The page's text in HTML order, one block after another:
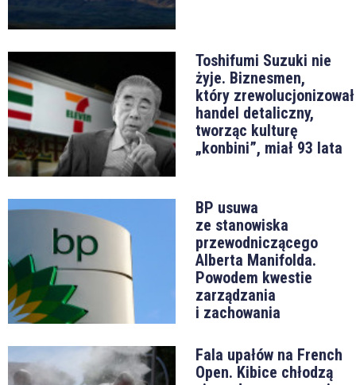
Toshifumi Suzuki nie
żyje. Biznesmen,
który zrewolucjonizował
handel detaliczny,
tworząc kulturę
„konbini”, miał 93 lata
BP usuwa
ze stanowiska
przewodniczącego
Alberta Manifolda.
Powodem kwestie
zarządzania
i zachowania
Fala upałów na French
Open. Kibice chłodzą